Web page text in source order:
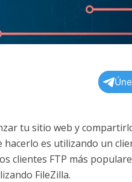
tu sitio web y
hacerlo es utilizando un
clientes FTP más
FileZilla.